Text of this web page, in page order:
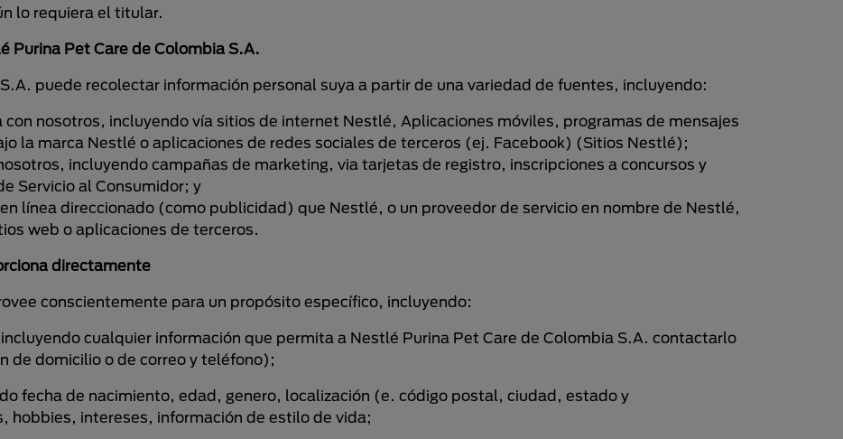
lo requiera el titular.
Purina Pet Care de Colombia S.A.
puede recolectar información personal suya a partir de una variedad de fuentes, incluyendo:
con nosotros, incluyendo vía sitios de internet Nestlé, Aplicaciones móviles, programas de mensajes
la marca Nestlé o aplicaciones de redes sociales de terceros (ej. Facebook) (Sitios Nestlé);
incluyendo campañas de marketing, via tarjetas de registro, inscripciones a concursos y
Servicio al Consumidor; y
línea direccionado (como publicidad) que Nestlé, o un proveedor de servicio en nombre de Nestlé,
web o aplicaciones de terceros.
directamente
conscientemente para un propósito específico, incluyendo:
cualquier información que permita a Nestlé Purina Pet Care de Colombia S.A. contactarlo
de domicilio o de correo y teléfono);
fecha de nacimiento, edad, genero, localización (e. código postal, ciudad, estado y
hobbies, intereses, información de estilo de vida;